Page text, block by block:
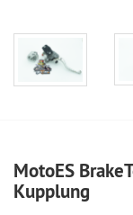
MotoES
Kupplung